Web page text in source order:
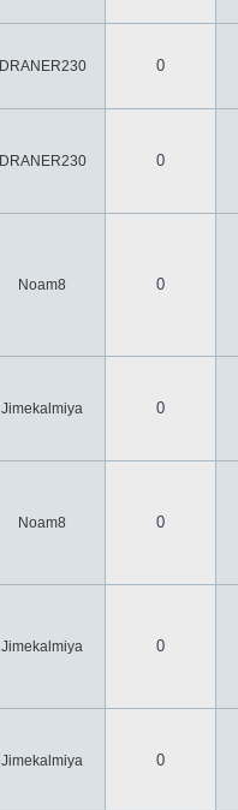
DRANER230 0
DRANER230 0
Noam8 0
Jimekalmiya 0
Noam8 0
Jimekalmiya 0
Jimekalmiya 0